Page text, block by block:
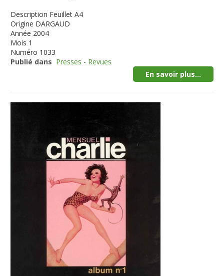
Description Feuillet A4
Origine DARGAUD
Année 2004
Mois 1
Numéro 1033
Publié dans Presses - Revues
En savoir plus...